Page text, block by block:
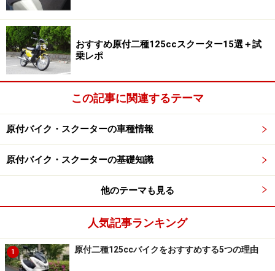
す。また、事故を起こした場合にも等級が下がりませ
ん。
一方で注意すべき点もあります。搭乗者障害保険はつい
ていないため、自分の怪我などに対する保証はありませ
ん。ここはとても大事なポイントなので任意保険と比較
してメリット、デメリットを考える必要がありますが、
原付二種の普及と共に人気が高まっている保険です。
理由その2：車体が小さいので駐車しやすい
原付二種には大きさが原付とほとんど変わらない車種も
あります。そのため出かけた先で駐車する際に気を遣わ
ずにすみます。
大型の商業施設ではバイク用の駐車場が併設されている
おすすめ原付二種125ccスクーター15選＋試
乗レポ
この記事に関連するテーマ
原付バイク・スクーターの車種情報
原付バイク・スクーターの基礎知識
他のテーマも見る
人気記事ランキング
1 原付二種125ccバイクをおすすめする5つの理由